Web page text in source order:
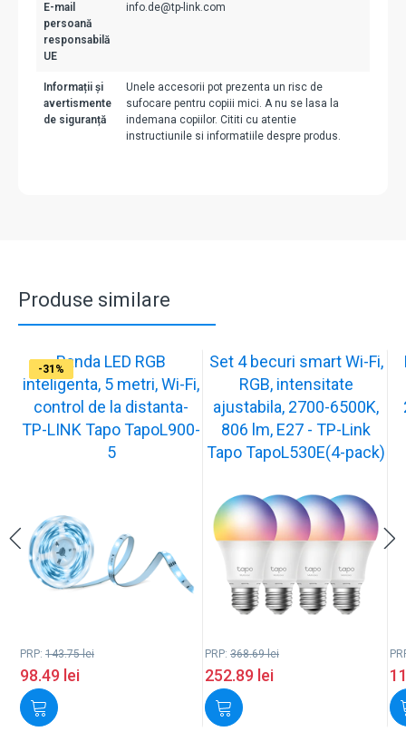
E-mail
persoană
responsabilă
UE
info.de@tp-link.com
Informații și
avertismente
de siguranță
Unele accesorii pot prezenta un risc de
sufocare pentru copiii mici. A nu se lasa la
indemana copiilor. Cititi cu atentie
instructiunile si informatiile despre produs.
Produse similare
-31%Banda LED RGB
inteligenta, 5 metri, Wi-Fi,
control de la distanta-
TP-LINK Tapo TapoL900-
5
PRP: 143.75lei
98.49 lei
-31%
Set 4 becuri smart Wi-Fi,
RGB, intensitate
ajustabila, 2700-6500K,
806 lm, E27 - TP-Link
Tapo TapoL530E(4-pack)
PRP: 368.69lei
252.89 lei
-32%
-31%
-31%